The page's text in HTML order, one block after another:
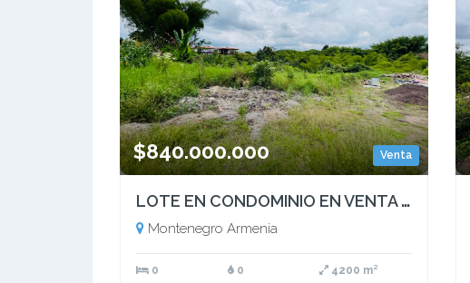
Venta
$840.000.000
LOTE EN CONDOMINIO EN VENTA - PERMISO DE USO TURÍSTICO - MONTENEGRO Q
Montenegro Armenia
0 0 4200 m²